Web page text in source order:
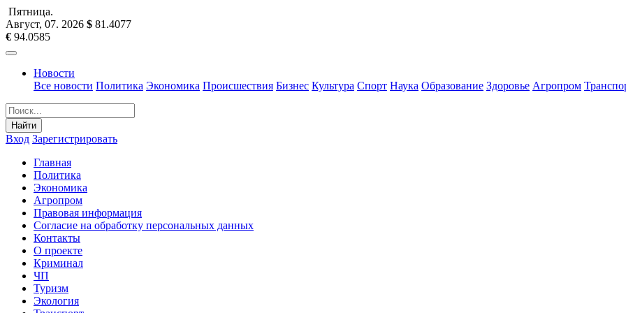
Пятница.
Август, 07. 2026 $ 81.4077
€ 94.0585
Новости
Все новости Политика Экономика Происшествия Бизнес Культура Спорт Наука Образование Здоровье Агропром
Найти
Вход Зарегистрировать
Главная
Политика
Экономика
Агропром
Правовая информация
Согласие на обработку персональных данных
Контакты
О проекте
Криминал
ЧП
Туризм
Экология